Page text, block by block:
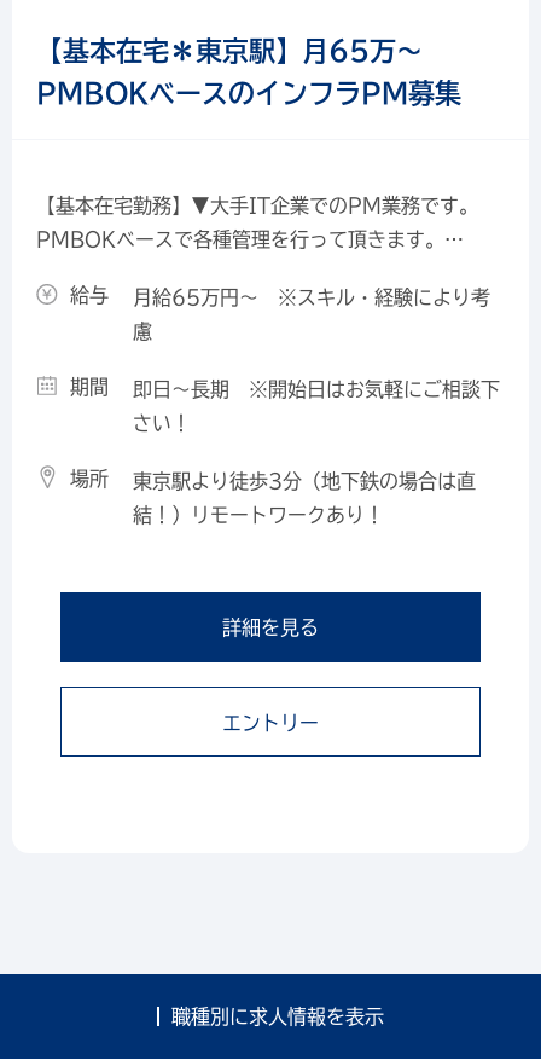
職種別に求人情報を表示
【基本在宅＊東京駅】月65万～
PMBOKベースのインフラPM募集
【基本在宅勤務】▼大手IT企業でのPM業務です。
PMBOKベースで各種管理を行って頂きます。
経験がある方を募集しています！（NW系に強い方大
歓迎です！） ▼基本的にテレワーク勤務ですが、オ
フィス出社（東京駅）や、PJの現地への外出・出張
などが発生します。 ▼＊PMO・PM経験が活かせる
事／＊複数路線利用可／＊開始日相談可
給与
月給65万円～ ※スキル・経験により考
慮
期間
即日～長期 ※開始日はお気軽にご相談下
さい！
場所
東京駅より徒歩3分（地下鉄の場合は直
結！）リモートワークあり！
詳細を見る
エントリー